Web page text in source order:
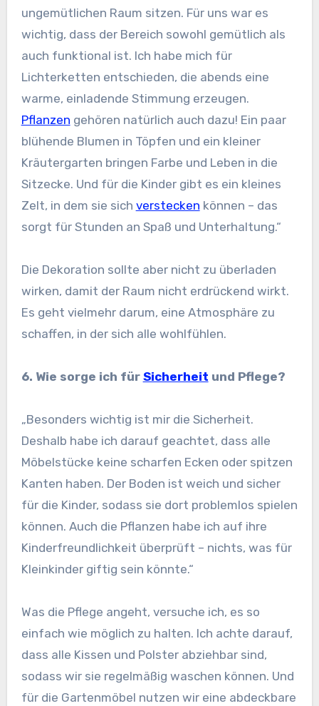
ungemütlichen Raum sitzen. Für uns war es
wichtig, dass der Bereich sowohl gemütlich als
auch funktional ist. Ich habe mich für
Lichterketten entschieden, die abends eine
warme, einladende Stimmung erzeugen.
Pflanzen gehören natürlich auch dazu! Ein paar
blühende Blumen in Töpfen und ein kleiner
Kräutergarten bringen Farbe und Leben in die
Sitzecke. Und für die Kinder gibt es ein kleines
Zelt, in dem sie sich verstecken können – das
sorgt für Stunden an Spaß und Unterhaltung.“
Die Dekoration sollte aber nicht zu überladen
wirken, damit der Raum nicht erdrückend wirkt.
Es geht vielmehr darum, eine Atmosphäre zu
schaffen, in der sich alle wohlfühlen.
6. Wie sorge ich für Sicherheit und Pflege?
„Besonders wichtig ist mir die Sicherheit.
Deshalb habe ich darauf geachtet, dass alle
Möbelstücke keine scharfen Ecken oder spitzen
Kanten haben. Der Boden ist weich und sicher
für die Kinder, sodass sie dort problemlos spielen
können. Auch die Pflanzen habe ich auf ihre
Kinderfreundlichkeit überprüft – nichts, was für
Kleinkinder giftig sein könnte.“
Was die Pflege angeht, versuche ich, es so
einfach wie möglich zu halten. Ich achte darauf,
dass alle Kissen und Polster abziehbar sind,
sodass wir sie regelmäßig waschen können. Und
für die Gartenmöbel nutzen wir eine abdeckbare